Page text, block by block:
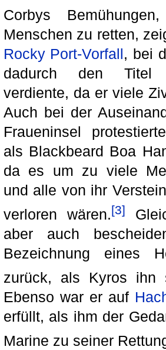
Corbys
Menschen zu retten,
Rocky Port-Vorfall, bei
dadurch den Titel
verdiente, da er viele
Auch bei der
Fraueninsel
als Blackbeard Boa
da es um zu viele
und alle von ihr
verloren wären.[3]
aber auch
Bezeichnung eines
zurück, als Kyros ihn
Ebenso war er auf
erfüllt, als ihm der
Marine zu seiner